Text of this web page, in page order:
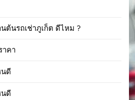
ต้นรถเช่าภูเก็ต ดีไหม ?
าคา
นดี
นดี